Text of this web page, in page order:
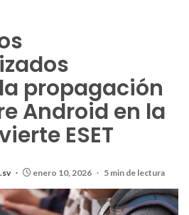
propagación
Android en la
ESET
enero 10, 2026 5 min de lectura